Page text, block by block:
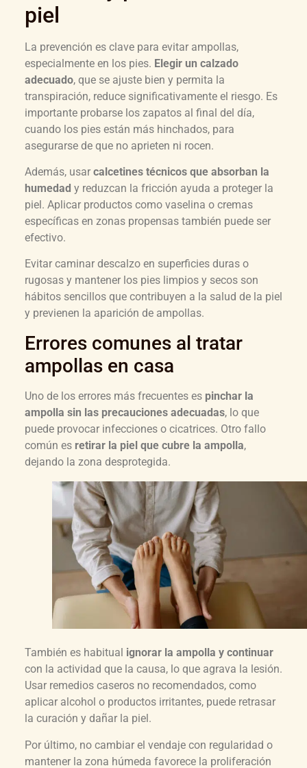
piel
La prevención es clave para evitar ampollas,
especialmente en los pies. Elegir un calzado
adecuado, que se ajuste bien y permita la
transpiración, reduce significativamente el riesgo. Es
importante probarse los zapatos al final del día,
cuando los pies están más hinchados, para
asegurarse de que no aprieten ni rocen.
Además, usar calcetines técnicos que absorban la
humedad y reduzcan la fricción ayuda a proteger la
piel. Aplicar productos como vaselina o cremas
específicas en zonas propensas también puede ser
efectivo.
Evitar caminar descalzo en superficies duras o
rugosas y mantener los pies limpios y secos son
hábitos sencillos que contribuyen a la salud de la piel
y previenen la aparición de ampollas.
Errores comunes al tratar
ampollas en casa
Uno de los errores más frecuentes es pinchar la
ampolla sin las precauciones adecuadas, lo que
puede provocar infecciones o cicatrices. Otro fallo
común es retirar la piel que cubre la ampolla,
dejando la zona desprotegida.
También es habitual ignorar la ampolla y continuar
con la actividad que la causa, lo que agrava la lesión.
Usar remedios caseros no recomendados, como
aplicar alcohol o productos irritantes, puede retrasar
la curación y dañar la piel.
Por último, no cambiar el vendaje con regularidad o
mantener la zona húmeda favorece la proliferación